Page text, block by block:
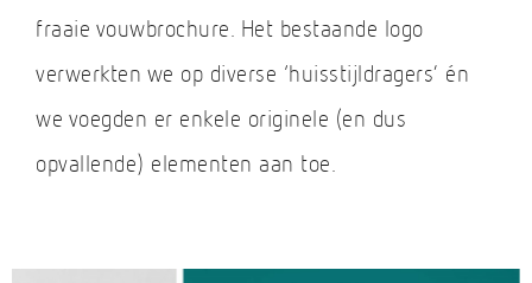
fraaie vouwbrochure. Het bestaande logo
verwerkten we op diverse ‘huisstijldragers’ én
we voegden er enkele originele (en dus
opvallende) elementen aan toe.